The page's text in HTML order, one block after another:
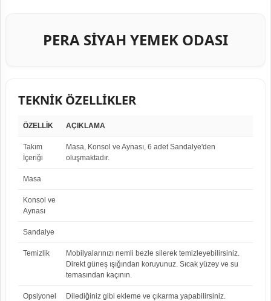
PERA SİYAH YEMEK ODASI
TEKNİK ÖZELLİKLER
ÖZELLİK AÇIKLAMA
Takım
İçeriği
Masa, Konsol ve Aynası, 6 adet Sandalye'den
oluşmaktadır.
Masa
Konsol ve
Aynası
Sandalye
Temizlik
Mobilyalarınızı nemli bezle silerek temizleyebilirsiniz.
Direkt güneş ışığından koruyunuz. Sıcak yüzey ve su
temasından kaçının.
Opsiyonel
Dilediğiniz gibi ekleme ve çıkarma yapabilirsiniz.